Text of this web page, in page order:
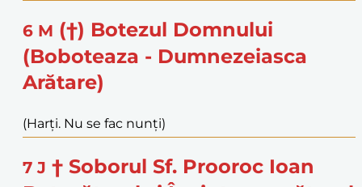
6 M (†) Botezul Domnului
(Boboteaza - Dumnezeiasca
Arătare)
(Harți. Nu se fac nunți)
7 J † Soborul Sf. Prooroc Ioan